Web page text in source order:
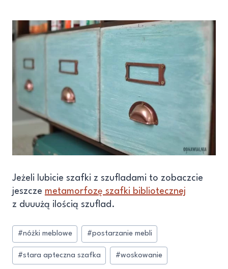
Jeżeli lubicie szafki z szufladami to zobaczcie
jeszcze metamorfozę szafki bibliotecznej
z duuużą ilością szuflad.
#nóżki meblowe #postarzanie mebli
#stara apteczna szafka #woskowanie